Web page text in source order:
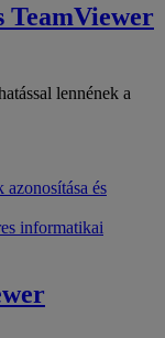
TeamViewer
lennének a
azonosítása és
informatikai